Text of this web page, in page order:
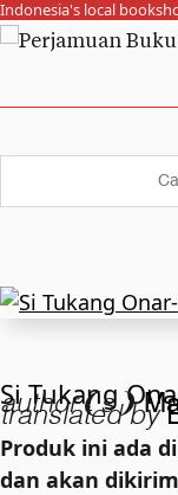
Indonesia's local
Si Tukang
author❨s❩
translated by
Produk ini ada di
dan akan